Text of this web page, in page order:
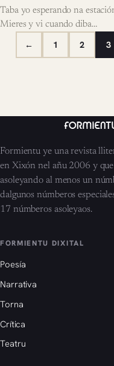
Taba yo esperando na
Mieres y vi cuando diba…
← 1 2 3
Formientu ye una revista
en Xixón nel añu 2006 y
asoleyando al menos un
dalgunos númberos
17 númberos asoleyaos.
FORMIENTU DIXITAL
Poesía
Narrativa
Torna
Crítica
Teatru